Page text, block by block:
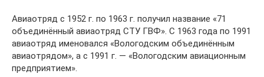
Авиаотряд с 1952 г. по 1963 г. получил название «71
объединённый авиаотряд СТУ ГВФ». С 1963 года по 1991
авиаотряд именовался «Вологодским объединённым
авиаотрядом», а с 1991 г. — «Вологодским авиационным
предприятием».